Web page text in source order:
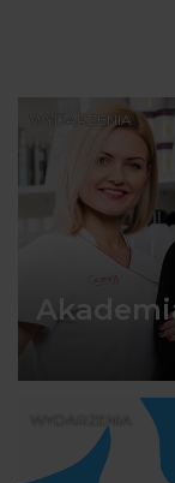
WYDARZENIA